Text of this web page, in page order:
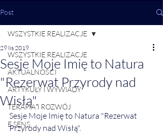
Post
WSZYSTKIE REALIZACJE
AKTUALNOŚCI
ARTYKUŁY I WYWIADY
TERAPIA I ROZWÓJ
E SENS
WSZYSTKIE REALIZACJE
Sesje Moje Imię to Natura
"Rezerwat Przyrody nad
Wisłą".
29 lis 2019
Sesje Moje Imię to Natura "Rezerwat
Przyrody nad Wisłą".